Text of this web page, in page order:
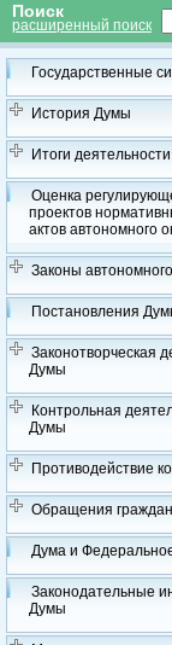
Поиск
расширенный поиск
Государственные
История Думы
Итоги
Оценка
проектов
актов автономного
Законы
Постановления
Законотворческая
Думы
Контрольная
Думы
Противодействие
Обращения граждан
Дума и
Законодательные
Думы